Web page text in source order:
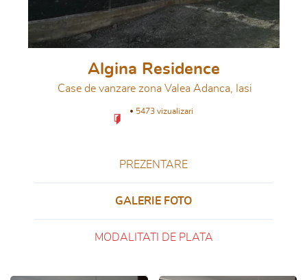
Algina Residence
Case de vanzare zona Valea Adanca, Iasi
5473 vizualizari
PREZENTARE
GALERIE FOTO
MODALITATI DE PLATA